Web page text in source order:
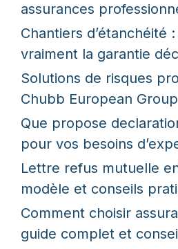
assurances
Chantiers d’étanchéité
vraiment la garantie
Solutions de risques
Chubb European Group
Que propose
pour vos besoins
Lettre refus mutuelle
modèle et conseils
Comment choisir
guide complet et